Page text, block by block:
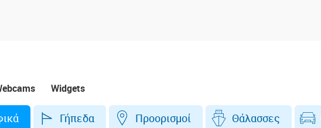
Widgets
Γήπεδα Προορισμοί Θάλασσες